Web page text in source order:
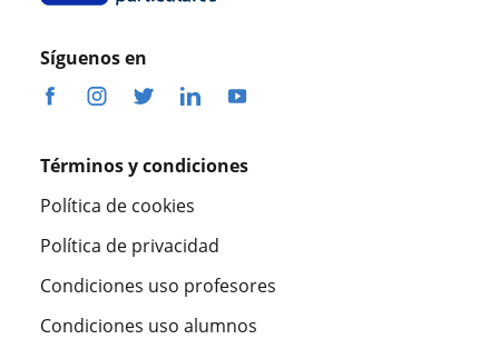
Síguenos en
Términos y condiciones
Política de cookies
Política de privacidad
Condiciones uso profesores
Condiciones uso alumnos